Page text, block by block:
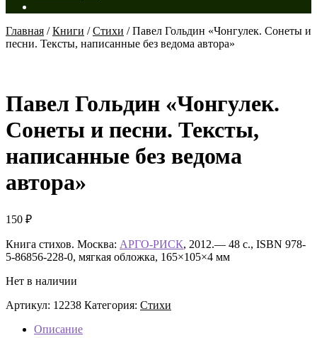
Главная /Книги /Стихи /Павел Гольдин «Чонгулек. Сонеты и
песни. Тексты, написанные без ведома автора»
Павел Гольдин «Чонгулек.
Сонеты и песни. Тексты,
написанные без ведома
автора»
150 ₽
Книга стихов. Москва: АРГО-РИСК, 2012.— 48 с., ISBN 978-
5-86856-228-0, мягкая обложка, 165×105×4 мм
Нет в наличии
Артикул: 12238 Категория: Стихи
Описание